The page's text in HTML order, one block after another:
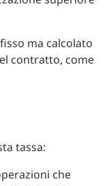
ma calcolato
contratto, come
tassa:
che